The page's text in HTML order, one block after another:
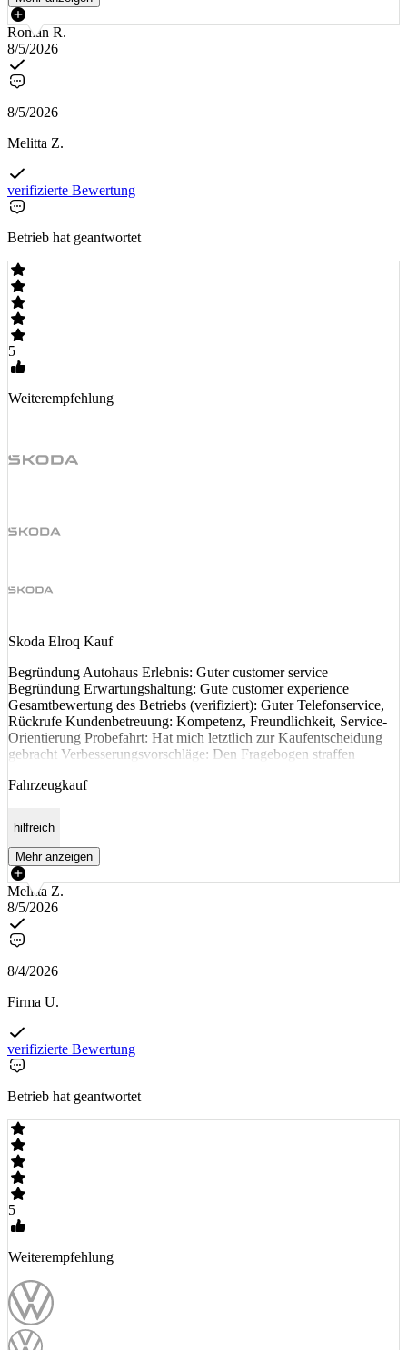
Roman R.
8/5/2026
8/5/2026
Melitta Z.
verifizierte Bewertung
Betrieb hat geantwortet
5
Weiterempfehlung
Skoda Elroq Kauf
Begründung Autohaus Erlebnis: Guter customer service
Begründung Erwartungshaltung: Gute customer experience
Gesamtbewertung des Betriebs (verifiziert): Guter Telefonservice,
Rückrufe Kundenbetreuung: Kompetenz, Freundlichkeit, Service-
Orientierung Probefahrt: Hat mich letztlich zur Kaufentscheidung
gebracht Verbesserungsvorschläge: Den Fragebogen straffen
Fahrzeugkauf
hilfreich
Mehr anzeigen
Melitta Z.
8/5/2026
8/4/2026
Firma U.
verifizierte Bewertung
Betrieb hat geantwortet
5
Weiterempfehlung